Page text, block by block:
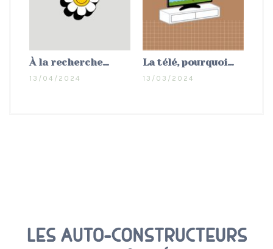
À la recherche…
13/04/2024
La télé, pourquoi…
13/03/2024